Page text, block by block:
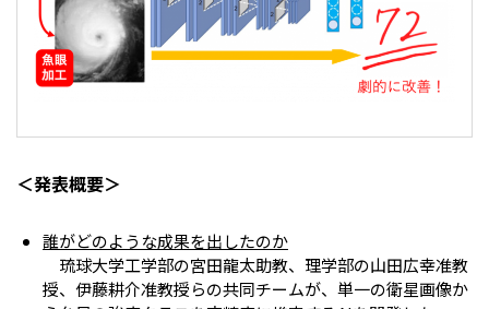
＜発表概要＞
誰がどのような成果を出したのか
琉球大学工学部の宮田龍太助教、理学部の山田広幸准教
授、伊藤耕介准教授らの共同チームが、単一の衛星画像か